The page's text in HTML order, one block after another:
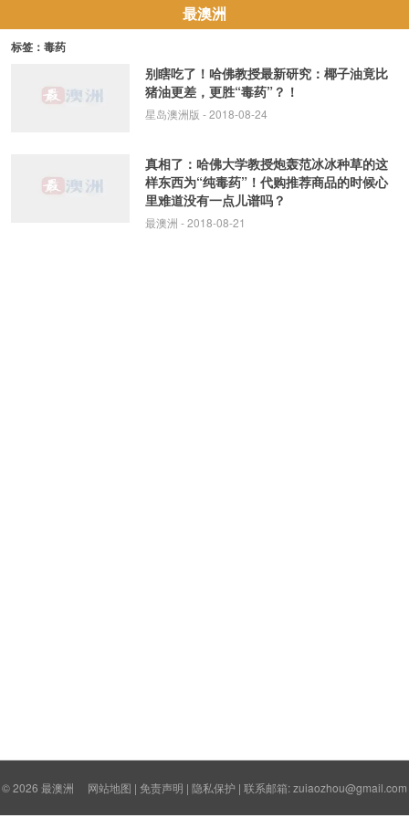
最澳洲
标签：毒药
别瞎吃了！哈佛教授最新研究：椰子油竟比
猪油更差，更胜“毒药”？！
星岛澳洲版 - 2018-08-24
真相了：哈佛大学教授炮轰范冰冰种草的这
样东西为“纯毒药”！代购推荐商品的时候心
里难道没有一点儿谱吗？
最澳洲 - 2018-08-21
© 2026 最澳洲 网站地图 | 免责声明 | 隐私保护 | 联系邮箱: zuiaozhou@gmail.com